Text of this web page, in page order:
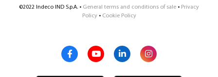
©2022 Indeco IND S.p.A. • General terms and conditions of sale • Privacy
Policy• Cookie Policy